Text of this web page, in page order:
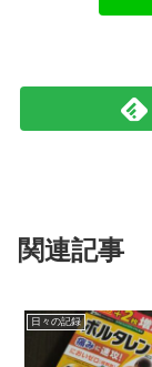
関連記事
日々の記録